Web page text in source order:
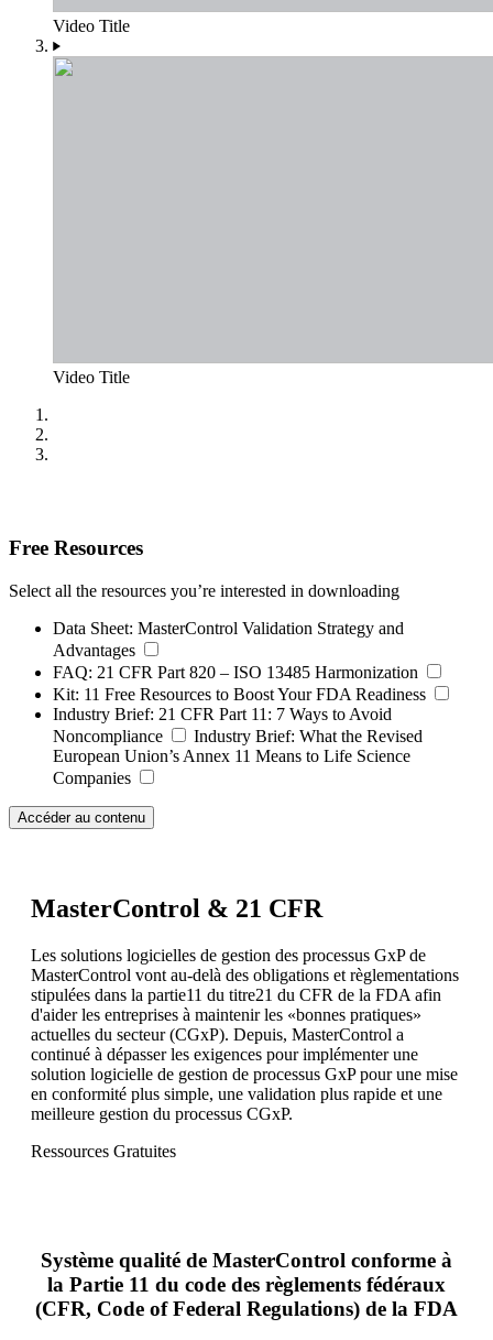
Video Title
Video Title
Free Resources
Select all the resources you’re interested in downloading
Data Sheet: MasterControl Validation Strategy and
Advantages
FAQ: 21 CFR Part 820 – ISO 13485 Harmonization
Kit: 11 Free Resources to Boost Your FDA Readiness
Industry Brief: 21 CFR Part 11: 7 Ways to Avoid
Noncompliance
Industry Brief: What the Revised
European Union’s Annex 11 Means to Life Science
Companies
Accéder au contenu
MasterControl & 21 CFR
Les solutions logicielles de gestion des processus GxP de
MasterControl vont au-delà des obligations et règlementations
stipulées dans la partie11 du titre21 du CFR de la FDA afin
d'aider les entreprises à maintenir les «bonnes pratiques»
actuelles du secteur (CGxP). Depuis, MasterControl a
continué à dépasser les exigences pour implémenter une
solution logicielle de gestion de processus GxP pour une mise
en conformité plus simple, une validation plus rapide et une
meilleure gestion du processus CGxP.
Ressources Gratuites
Système qualité de MasterControl conforme à
la Partie 11 du code des règlements fédéraux
(CFR, Code of Federal Regulations) de la FDA